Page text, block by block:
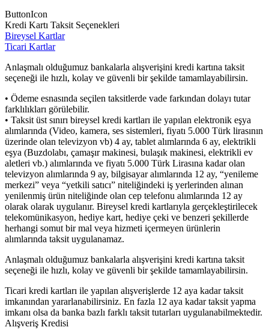
ButtonIcon
Kredi Kartı Taksit Seçenekleri
Bireysel Kartlar
Ticari Kartlar
Anlaşmalı olduğumuz bankalarla alışverişini kredi kartına taksit
seçeneği ile hızlı, kolay ve güvenli bir şekilde tamamlayabilirsin.
• Ödeme esnasında seçilen taksitlerde vade farkından dolayı tutar
farklılıkları görülebilir.
• Taksit üst sınırı bireysel kredi kartları ile yapılan elektronik eşya
alımlarında (Video, kamera, ses sistemleri, fiyatı 5.000 Türk lirasının
üzerinde olan televizyon vb) 4 ay, tablet alımlarında 6 ay, elektrikli
eşya (Buzdolabı, çamaşır makinesi, bulaşık makinesi, elektrikli ev
aletleri vb.) alımlarında ve fiyatı 5.000 Türk Lirasına kadar olan
televizyon alımlarında 9 ay, bilgisayar alımlarında 12 ay, “yenileme
merkezi” veya “yetkili satıcı” niteliğindeki iş yerlerinden alınan
yenilenmiş ürün niteliğinde olan cep telefonu alımlarında 12 ay
olarak olarak uygulanır. Bireysel kredi kartlarıyla gerçekleştirilecek
telekomünikasyon, hediye kart, hediye çeki ve benzeri şekillerde
herhangi somut bir mal veya hizmeti içermeyen ürünlerin
alımlarında taksit uygulanamaz.
Anlaşmalı olduğumuz bankalarla alışverişini kredi kartına taksit
seçeneği ile hızlı, kolay ve güvenli bir şekilde tamamlayabilirsin.
Ticari kredi kartları ile yapılan alışverişlerde 12 aya kadar taksit
imkanından yararlanabilirsiniz. En fazla 12 aya kadar taksit yapma
imkanı olsa da banka bazlı farklı taksit tutarları uygulanabilmektedir.
Alışveriş Kredisi